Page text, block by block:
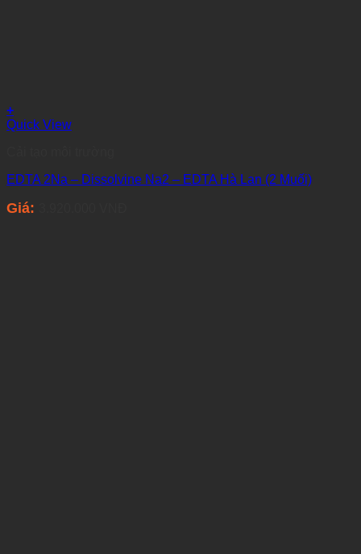
+
Quick View
EDTA 2Na – Dissolvine Na2 – EDTA Hà Lan (2 Muối)
Giá: